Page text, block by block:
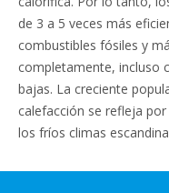
de 3 a 5 veces más
combustibles fósiles y
completamente, incluso
bajas. La creciente
calefacción se refleja
los fríos climas